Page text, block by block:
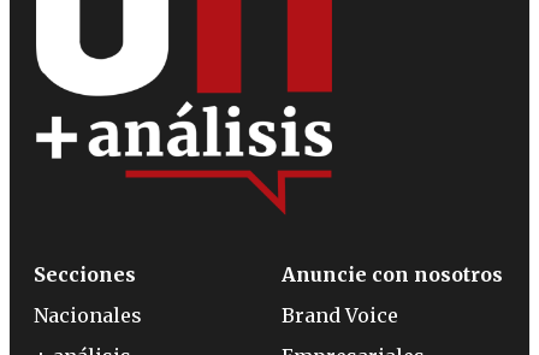
Secciones
Nacionales
Anuncie con nosotros
Brand Voice